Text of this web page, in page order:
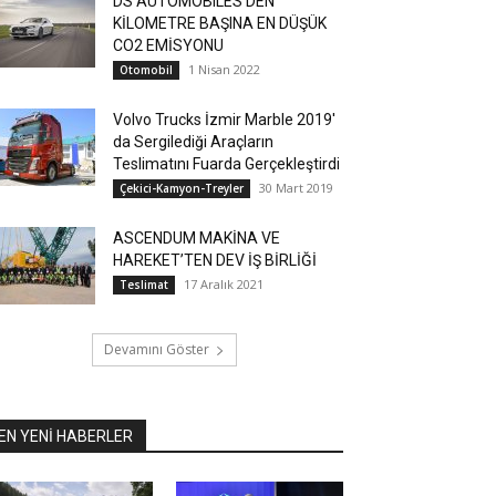
KİLOMETRE BAŞINA EN DÜŞÜK
CO2 EMİSYONU
Otomobil 1 Nisan 2022
Volvo Trucks İzmir Marble 2019′
da Sergilediği Araçların
Teslimatını Fuarda Gerçekleştirdi
Çekici-Kamyon-Treyler 30 Mart 2019
ASCENDUM MAKİNA VE
HAREKET’TEN DEV İŞ BİRLİĞİ
Teslimat 17 Aralık 2021
Devamını Göster
YENİ HABERLER